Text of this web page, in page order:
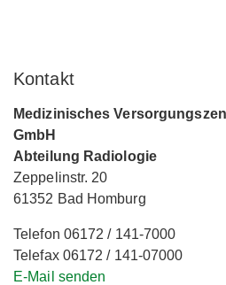
Kontakt
Medizinisches
GmbH
Abteilung Radiologie
Zeppelinstr. 20
61352 Bad Homburg
Telefon 06172 / 141-7000
Telefax 06172 / 141-07000
E-Mail senden